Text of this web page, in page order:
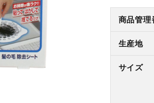
商品管理
生産地
サイズ